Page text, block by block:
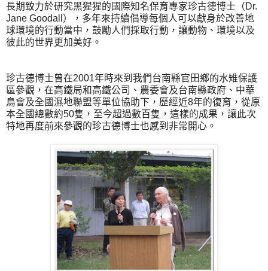
長期致力於研究黑猩猩的國際知名保育專家珍古德博士（Dr.
Jane Goodall），多年來持續倡導每個人可以獻身於改善地
球環境的行動當中，鼓勵人們採取行動，讓動物、環境以及
彼此的世界更加美好。
珍古德博士曾在2001年時來到我們台南縣官田鄉的水雉保護
區參觀，在高鐵局和高鐵公司、農委會及台南縣政府、中華
鳥會及全國濕地聯盟等單位協助下，歷經近8年的復育，從原
本全國總數約50隻，至今超過數百隻，這樣的成果，讓此次
特地再度前來參觀的珍古德博士也感到非常開心。